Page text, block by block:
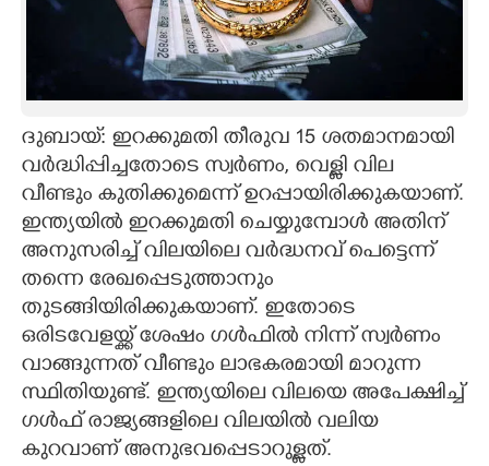
CARTOONS
LITERATURE
ZOOM
CONTACT US
ദുബായ്: ഇറക്കുമതി തീരുവ 15 ശതമാനമായി
വര്‍ദ്ധിപ്പിച്ചതോടെ സ്വര്‍ണം, വെള്ളി വില
വീണ്ടും കുതിക്കുമെന്ന് ഉറപ്പായിരിക്കുകയാണ്.
ഇന്ത്യയില്‍ ഇറക്കുമതി ചെയ്യുമ്പോള്‍ അതിന്
അനുസരിച്ച് വിലയിലെ വര്‍ദ്ധനവ് പെട്ടെന്ന്
തന്നെ രേഖപ്പെടുത്താനും
തുടങ്ങിയിരിക്കുകയാണ്. ഇതോടെ
ഒരിടവേളയ്ക്ക് ശേഷം ഗള്‍ഫില്‍ നിന്ന് സ്വര്‍ണം
വാങ്ങുന്നത് വീണ്ടും ലാഭകരമായി മാറുന്ന
സ്ഥിതിയുണ്ട്. ഇന്ത്യയിലെ വിലയെ അപേക്ഷിച്ച്
ഗള്‍ഫ് രാജ്യങ്ങളിലെ വിലയില്‍ വലിയ
കുറവാണ് അനുഭവപ്പെടാറുള്ളത്.